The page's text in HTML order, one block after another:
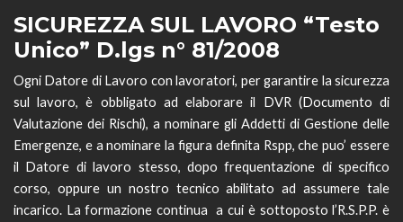
SICUREZZA SUL LAVORO “Testo
Unico” D.lgs n° 81/2008
Ogni Datore di Lavoro con lavoratori, per garantire la sicurezza
sul lavoro, è obbligato ad elaborare il DVR (Documento di
Valutazione dei Rischi), a nominare gli Addetti di Gestione delle
Emergenze, e a nominare la figura definita Rspp, che puo’ essere
il Datore di lavoro stesso, dopo frequentazione di specifico
corso, oppure un nostro tecnico abilitato ad assumere tale
incarico. La formazione continua a cui è sottoposto l’R.S.P.P. è